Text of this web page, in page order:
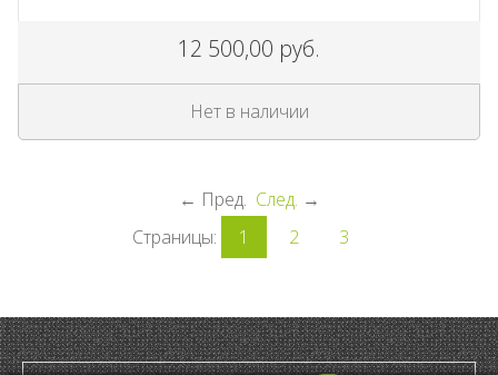
12 500,00 руб.
Нет в наличии
← Пред. След. →
Страницы:
1 2 3